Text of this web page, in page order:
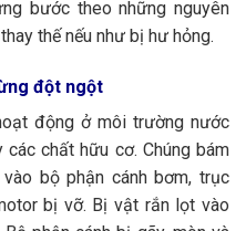
bước theo những nguyên
thế nếu như bị hư hỏng.
đột ngột
động ở môi trường nước
chất hữu cơ. Chúng bám
bộ phận cánh bơm, trục
bị vỡ. Bị vật rắn lọt vào